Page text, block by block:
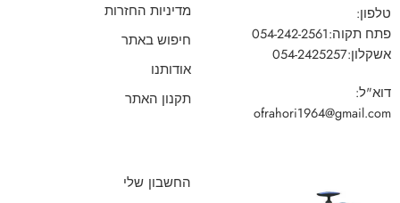
טלפון:
פתח תקוה:054-242-2561
אשקלון:054-2425257
דוא"ל:
ofrahori1964@gmail.com
מדיניות החזרות
חיפוש באתר
אודותנו
תקנון האתר
החשבון שלי